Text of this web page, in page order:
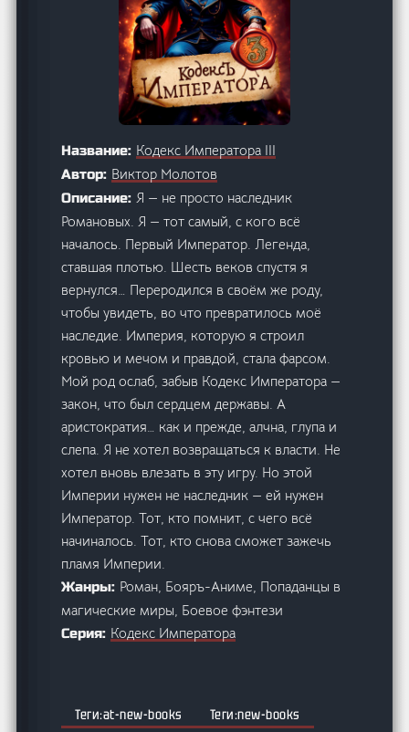
Название: Кодекс Императора III
Автор: Виктор Молотов
Описание:Я — не просто наследник
Романовых. Я — тот самый, с кого всё
началось. Первый Император. Легенда,
ставшая плотью. Шесть веков спустя я
вернулся… Переродился в своём же роду,
чтобы увидеть, во что превратилось моё
наследие. Империя, которую я строил
кровью и мечом и правдой, стала фарсом.
Мой род ослаб, забыв Кодекс Императора —
закон, что был сердцем державы. А
аристократия… как и прежде, алчна, глупа и
слепа. Я не хотел возвращаться к власти. Не
хотел вновь влезать в эту игру. Но этой
Империи нужен не наследник — ей нужен
Император. Тот, кто помнит, с чего всё
начиналось. Тот, кто снова сможет зажечь
пламя Империи.
Жанры: Роман, Бояръ-Аниме, Попаданцы в
магические миры, Боевое фэнтези
Серия: Кодекс Императора
at-new-books
new-books